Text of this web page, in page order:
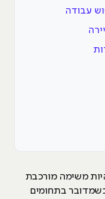
עבודה
משימה מורכבת
בתחומים